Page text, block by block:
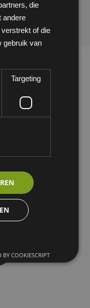
die
andere
verstrekt of die
gebruik van
Targeting
BY COOKIESCRIPT